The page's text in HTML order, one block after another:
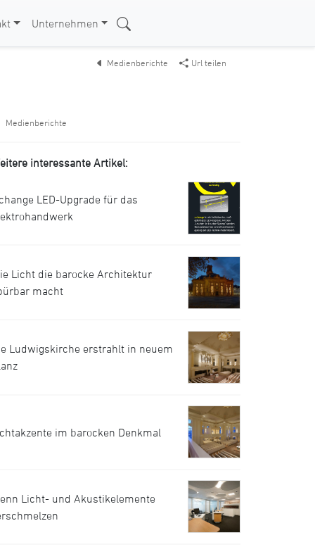
Unternehmen
Url teilen
Medienberichte
Medienberichte
interessante Artikel:
LED-Upgrade für das
Licht die barocke Architektur
macht
Ludwigskirche erstrahlt in neuem
im barocken Denkmal
Licht- und Akustikelemente